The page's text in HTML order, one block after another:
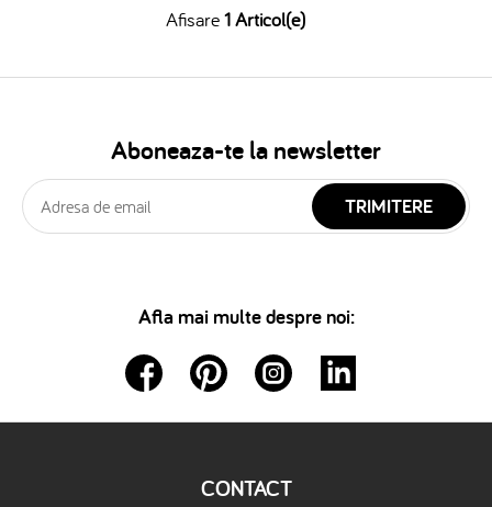
Afisare1 Articol(e)
Aboneaza-te la newsletter
TRIMITERE
Afla mai multe despre noi:
CONTACT